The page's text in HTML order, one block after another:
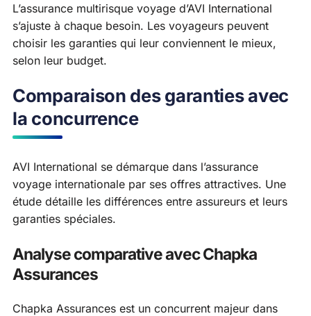
L’assurance multirisque voyage d’AVI International
s’ajuste à chaque besoin. Les voyageurs peuvent
choisir les garanties qui leur conviennent le mieux,
selon leur budget.
Comparaison des garanties avec
la concurrence
AVI International se démarque dans l’assurance
voyage internationale par ses offres attractives. Une
étude détaille les différences entre assureurs et leurs
garanties spéciales.
Analyse comparative avec Chapka
Assurances
Chapka Assurances est un concurrent majeur dans